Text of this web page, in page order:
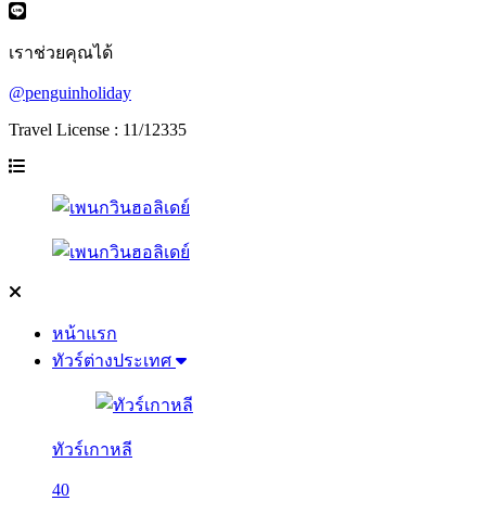
เราช่วยคุณได้
@penguinholiday
Travel License : 11/12335
หน้าแรก
ทัวร์ต่างประเทศ
ทัวร์เกาหลี
40